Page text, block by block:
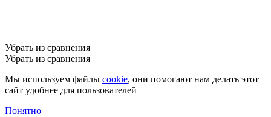
Убрать из сравнения
Убрать из сравнения
Мы используем файлы cookie, они помогают нам делать этот
сайт удобнее для пользователей
Понятно